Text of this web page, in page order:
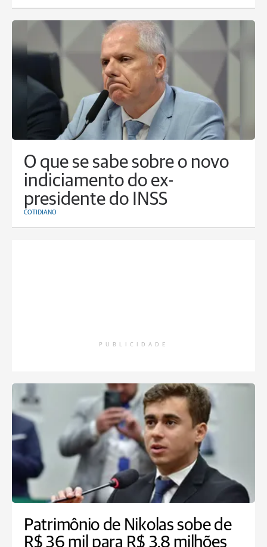
O que se sabe sobre o novo
indiciamento do ex-
presidente do INSS
COTIDIANO
PUBLICIDADE
Patrimônio de Nikolas sobe de
R$ 36 mil para R$ 3,8 milhões